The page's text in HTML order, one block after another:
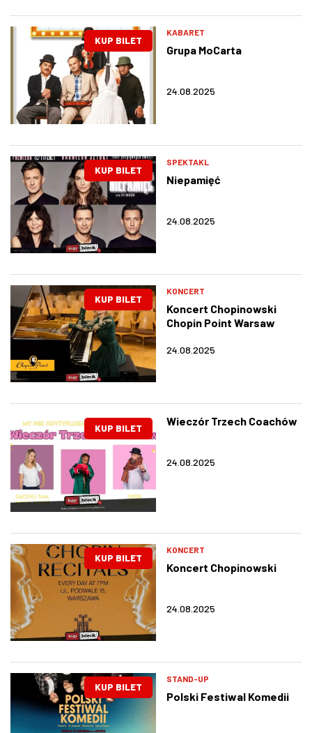
KUP BILET
KABARET
Grupa MoCarta
24.08.2025
KUP BILET
SPEKTAKL
Niepamięć
24.08.2025
KUP BILET
KONCERT
Koncert Chopinowski
Chopin Point Warsaw
24.08.2025
KUP BILET
Wieczór Trzech Coachów
24.08.2025
KUP BILET
KONCERT
Koncert Chopinowski
24.08.2025
KUP BILET
STAND-UP
Polski Festiwal Komedii